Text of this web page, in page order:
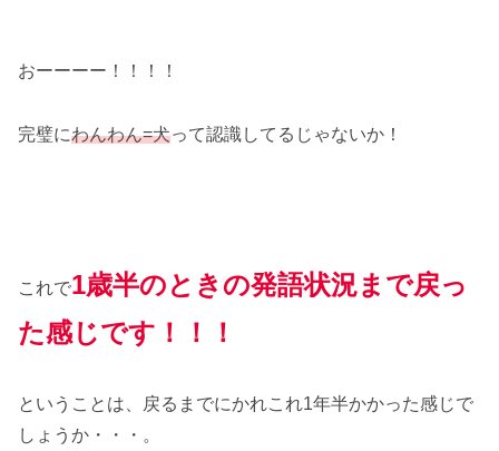
おーーーー！！！！
完璧にわんわん=犬って認識してるじゃないか！
これで1歳半のときの発語状況まで戻っ
た感じです！！！
ということは、戻るまでにかれこれ1年半かかった感じで
しょうか・・・。